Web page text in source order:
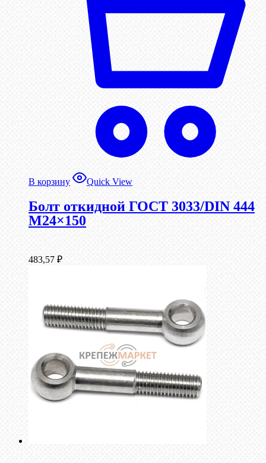
В корзину Quick View
Болт откидной ГОСТ 3033/DIN 444
М24×150
483,57 ₽